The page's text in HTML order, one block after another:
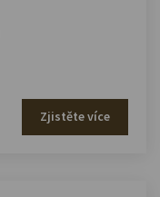
Zjistěte více